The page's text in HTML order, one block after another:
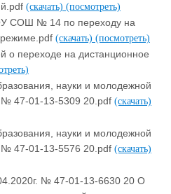
(скачать) (посмотреть)
№ 14 по переходу на
(скачать) (посмотреть)
о переходе на дистанционное
науки и молодежной
№ 47-01-13-5309 20.pdf (скачать)
науки и молодежной
№ 47-01-13-5576 20.pdf (скачать)
№ 47-01-13-6630 20 О